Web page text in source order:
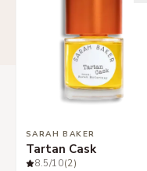
SARAH BAKER
Tartan Cask
8.5/10(2)